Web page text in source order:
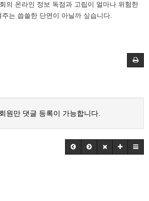
의 온라인 정보 독점과 고립이 얼마나 위험한
는 씁쓸한 단면이 아닐까 싶습니다.
원만 댓글 등록이 가능합니다.